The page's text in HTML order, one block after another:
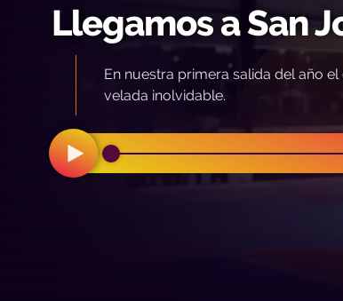
Llegamos a San
En nuestra primera salida del año
velada inolvidable.